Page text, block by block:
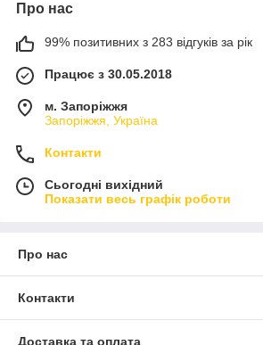
Про нас
99% позитивних з 283 відгуків за рік
Працює з 30.05.2018
м. Запоріжжя
Запоріжжя, Україна
Контакти
Сьогодні вихідний
Показати весь графік роботи
Про нас
Контакти
Доставка та оплата